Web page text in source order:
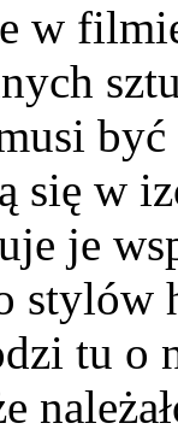
w
się w
je
tu o